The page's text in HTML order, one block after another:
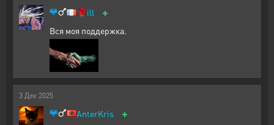
🌹ill +
Вся моя поддержка.
3 Дек 2025
AnterKris +